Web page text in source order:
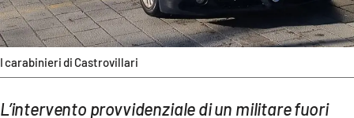
LAC NETWORK
LAC ONAIR
Network
I carabinieri di Castrovillari
L’intervento provvidenziale di un militare fuori